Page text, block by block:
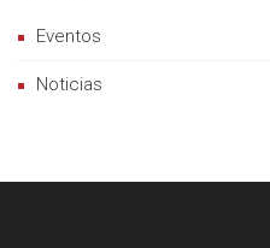
Eventos
Noticias